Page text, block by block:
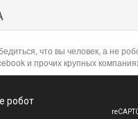
что вы человек, а не
и прочих крупных